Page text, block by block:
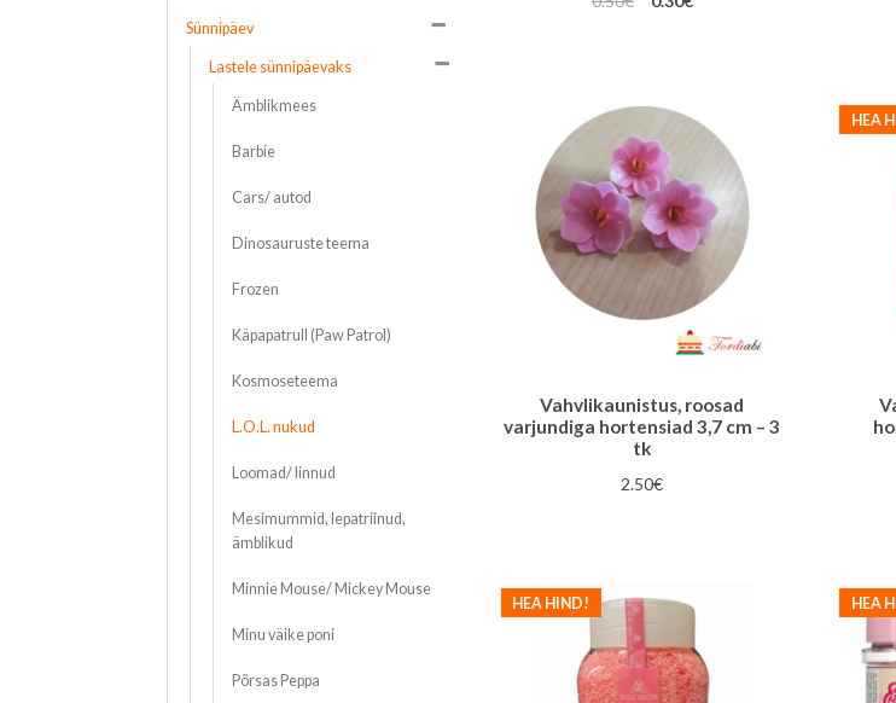
Vahvlikaunistus, roosad
varjundiga hortensiad 3,7 cm – 3
tk
2.50€
HEA
HEA HIND! HEA
Sünnipäev
Lastele sünnipäevaks
Ämblikmees
Barbie
Cars/ autod
Dinosauruste teema
Frozen
Käpapatrull (Paw Patrol)
Kosmoseteema
L.O.L. nukud
Loomad/ linnud
Mesimummid, lepatriinud,
ämblikud
Minnie Mouse/ Mickey Mouse
Minu väike poni
Põrsas Peppa